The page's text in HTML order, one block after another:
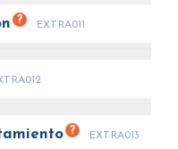
? EXTRA011
? EXTRA013